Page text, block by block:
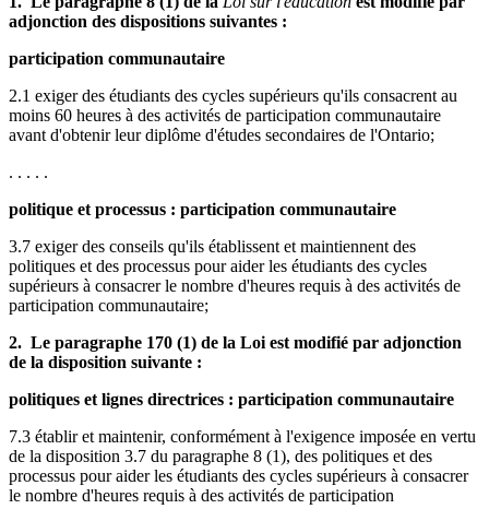
adjonction des dispositions suivantes :
participation communautaire
2.1 exiger des étudiants des cycles supérieurs qu'ils consacrent au
moins 60 heures à des activités de participation communautaire
avant d'obtenir leur diplôme d'études secondaires de l'Ontario;
. . . . .
politique et processus : participation communautaire
3.7 exiger des conseils qu'ils établissent et maintiennent des
politiques et des processus pour aider les étudiants des cycles
supérieurs à consacrer le nombre d'heures requis à des activités de
participation communautaire;
2. Le paragraphe 170 (1) de la Loi est modifié par adjonction
de la disposition suivante :
politiques et lignes directrices : participation communautaire
7.3 établir et maintenir, conformément à l'exigence imposée en vertu
de la disposition 3.7 du paragraphe 8 (1), des politiques et des
processus pour aider les étudiants des cycles supérieurs à consacrer
le nombre d'heures requis à des activités de participation